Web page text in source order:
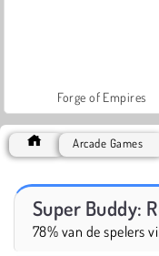
Forge of Empires
Arcade Games
Super Buddy:
78% van de spelers